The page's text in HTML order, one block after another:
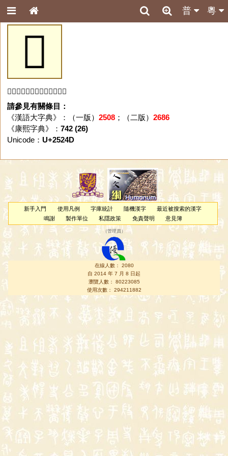
粵
普
𥉍
「𥉍」字未收錄於本資料庫。
請參見有關條目：
《漢語大字典》：（一版） 2508；（二版） 2686
《康熙字典》： 742 (26)
Unicode： U+2524D
新手入門 使用凡例 字庫統計 隨機漢字
最近被搜索的漢字
鳴謝
製作單位 私隱政策 免責聲明 意見簿
（管理員 ）
在線人數： 2080
自 2014 年 7 月 8 日起
瀏覽人數： 80223085
使用次數： 294211882